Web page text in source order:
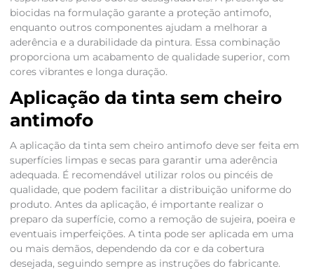
biocidas na formulação garante a proteção antimofo,
enquanto outros componentes ajudam a melhorar a
aderência e a durabilidade da pintura. Essa combinação
proporciona um acabamento de qualidade superior, com
cores vibrantes e longa duração.
Aplicação da tinta sem cheiro
antimofo
A aplicação da tinta sem cheiro antimofo deve ser feita em
superfícies limpas e secas para garantir uma aderência
adequada. É recomendável utilizar rolos ou pincéis de
qualidade, que podem facilitar a distribuição uniforme do
produto. Antes da aplicação, é importante realizar o
preparo da superfície, como a remoção de sujeira, poeira e
eventuais imperfeições. A tinta pode ser aplicada em uma
ou mais demãos, dependendo da cor e da cobertura
desejada, seguindo sempre as instruções do fabricante.